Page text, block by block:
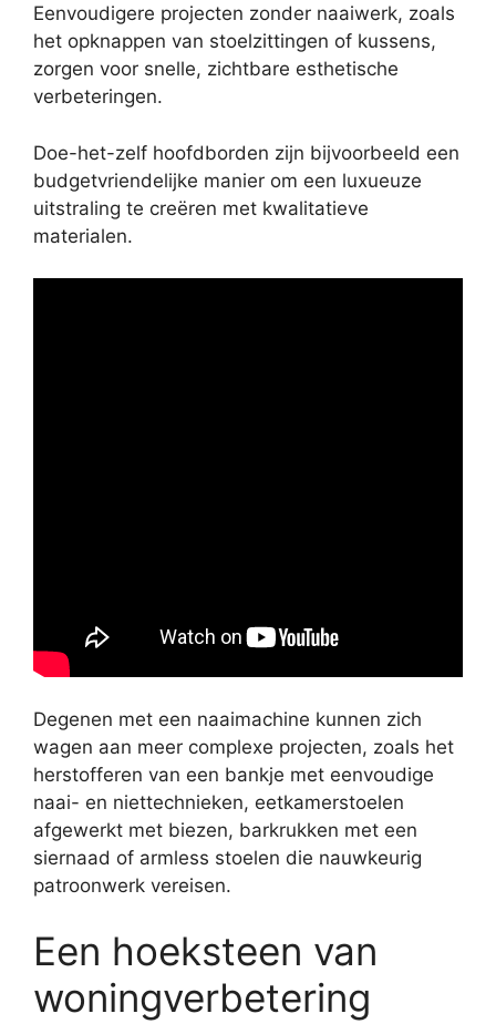
Eenvoudigere projecten zonder naaiwerk, zoals
het opknappen van stoelzittingen of kussens,
zorgen voor snelle, zichtbare esthetische
verbeteringen.
Doe-het-zelf hoofdborden zijn bijvoorbeeld een
budgetvriendelijke manier om een luxueuze
uitstraling te creëren met kwalitatieve
materialen.
Degenen met een naaimachine kunnen zich
wagen aan meer complexe projecten, zoals het
herstofferen van een bankje met eenvoudige
naai- en niettechnieken, eetkamerstoelen
afgewerkt met biezen, barkrukken met een
siernaad of armless stoelen die nauwkeurig
patroonwerk vereisen.
Een hoeksteen van
woningverbetering